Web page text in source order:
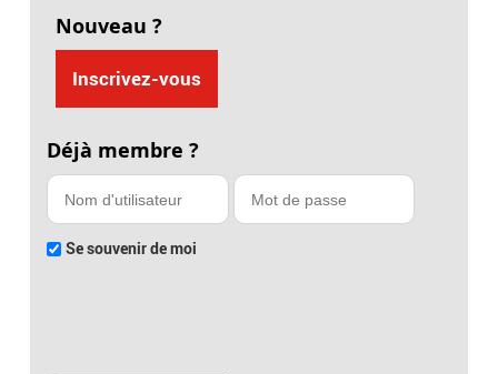
Nouveau ?
Inscrivez-vous
Déjà membre ?
Se souvenir de moi